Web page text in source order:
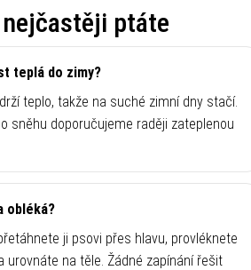
ptáte
teplá do zimy?
teplo, takže na suché zimní dny stačí.
sněhu doporučujeme raději zateplenou
obléká?
ji psovi přes hlavu, provléknete
urovnáte na těle. Žádné zapínání řešit